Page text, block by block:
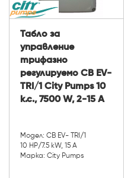
Табло за
управление
трифазно
регулируемо CB EV-
TRI/1 City Pumps 10
к.с., 7500 W, 2-15 A
Модел: CB EV- TRI/1
10 HP/7.5 kW, 15 A
Марка: City Pumps